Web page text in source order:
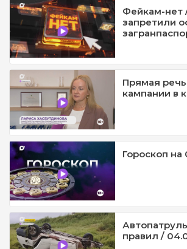
Фейкам-
запретили
Прямая
кампании в
Гороскоп на
правил /